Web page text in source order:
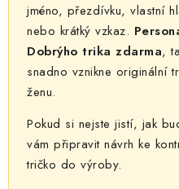
jméno, přezdívku, vlastní
nebo krátký vzkaz.
Dobrýho trika zdarma,
snadno vznikne originální
ženu.
Pokud si nejste jistí, jak
vám připravit návrh ke
tričko do výroby.